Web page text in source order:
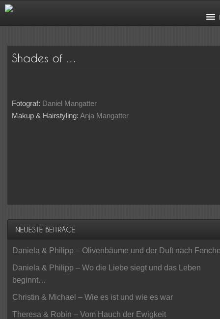
Fotograf: Daniel Mangatter
Makup & Hairstyling:Anja Mangatter
Daniela & Philipp – Olivenbäume und der Duft nach
Daniela & Philipp – Wo die Liebe siegt und das Leben
beginnt…
Christin & Michael – Wie es ist und wie es war
Theresa & Robin – Vom Hauch der Ewigkeit